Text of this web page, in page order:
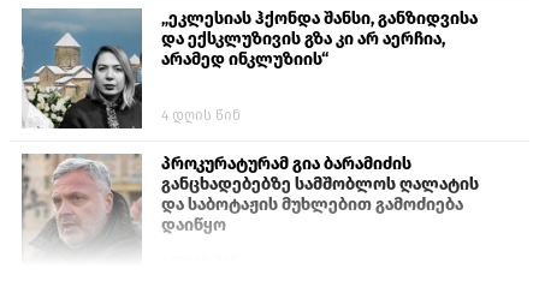
„ეკლესიას ჰქონდა შანსი, განზიდვისა
და ექსკლუზივის გზა კი არ აერჩია,
არამედ ინკლუზიის“
4 დღის წინ
პროკურატურამ გია ბარამიძის
განცხადებებზე სამშობლოს ღალატის
და საბოტაჟის მუხლებით გამოძიება
დაიწყო